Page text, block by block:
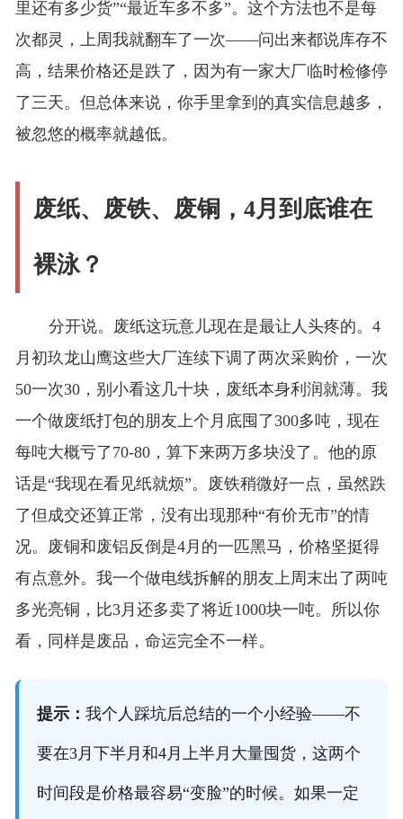
里还有多少货”“最近车多不多”。这个方法也不是每
次都灵，上周我就翻车了一次——问出来都说库存不
高，结果价格还是跌了，因为有一家大厂临时检修停
了三天。但总体来说，你手里拿到的真实信息越多，
被忽悠的概率就越低。
废纸、废铁、废铜，4月到底谁在
裸泳？
分开说。废纸这玩意儿现在是最让人头疼的。4
月初玖龙山鹰这些大厂连续下调了两次采购价，一次
50一次30，别小看这几十块，废纸本身利润就薄。我
一个做废纸打包的朋友上个月底囤了300多吨，现在
每吨大概亏了70-80，算下来两万多块没了。他的原
话是“我现在看见纸就烦”。废铁稍微好一点，虽然跌
了但成交还算正常，没有出现那种“有价无市”的情
况。废铜和废铝反倒是4月的一匹黑马，价格坚挺得
有点意外。我一个做电线拆解的朋友上周末出了两吨
多光亮铜，比3月还多卖了将近1000块一吨。所以你
看，同样是废品，命运完全不一样。
提示： 我个人踩坑后总结的一个小经验——不
要在3月下半月和4月上半月大量囤货，这两个
时间段是价格最容易“变脸”的时候。如果一定